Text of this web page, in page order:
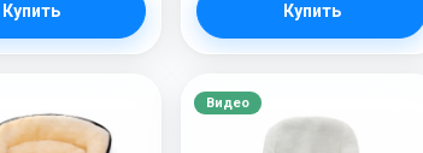
Купить Купить
Видео